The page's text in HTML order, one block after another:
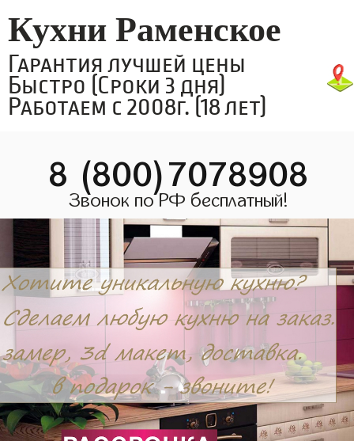
Кухни Раменское
Гарантия лучшей цены
Быстро (Сроки 3 дня)
Работаем с 2008г. (18 лет)
8 (800)7078908
Звонок по РФ бесплатный!